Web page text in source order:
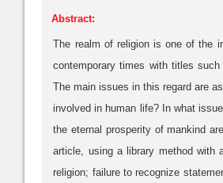
Abstract:
The realm of religion is one of the
contemporary times with titles such
The main issues in this regard are
involved in human life? In what
the eternal prosperity of mankind
article, using a library method with
religion; failure to recognize